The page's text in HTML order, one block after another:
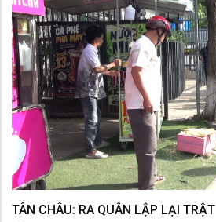
TÂN CHÂU: RA QUÂN LẬP LẠI